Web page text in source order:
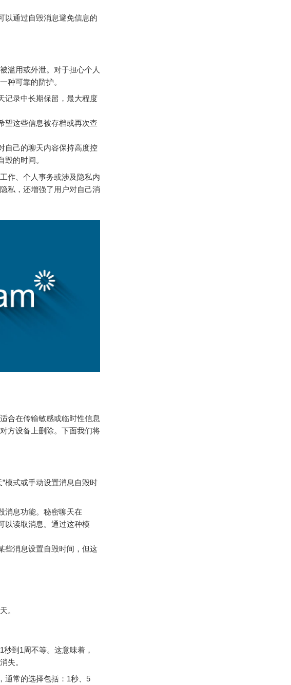
以通过自毁消息避免信息的
滥用或外泄。对于担心个人
种可靠的防护。
记录中长期保留，最大程度
望这些信息被存档或再次查
自己的聊天内容保持高度控
的时间。
作、个人事务或涉及隐私内
私，还增强了用户对自己消
合在传输敏感或临时性信息
方设备上删除。下面我们将
模式或手动设置消息自毁时
消息功能。秘密聊天在
以读取消息。通过这种模
些消息设置自毁时间，但这
。
到1周不等。这意味着，
失。
通常的选择包括：1秒、5